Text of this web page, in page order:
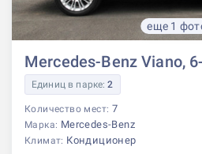
еще 1
Mercedes-Benz Viano,
Единиц в парке:2
Количество мест: 7
Марка: Mercedes-Benz
Климат: Кондиционер